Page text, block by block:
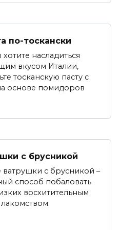
по-тоскански
насладиться
вкусом Италии,
тосканскую пасту с
основе помидоров
с брусникой
ватрушки с брусникой –
способ побаловать
восхитительным
лакомством.